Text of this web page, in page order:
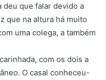
deu que falar devido a
que na altura há muito
uma colega, a também
com os dois a
O casal conheceu-